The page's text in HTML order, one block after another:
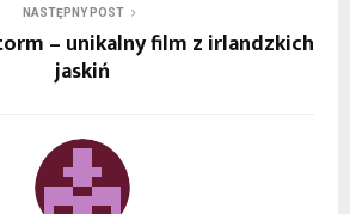
NASTĘPNY POST
– unikalny film z irlandzkich
jaskiń